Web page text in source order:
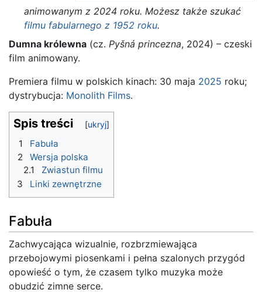
animowanym z 2024 roku. Możesz także szukać
filmu fabularnego z 1952 roku.
Dumna królewna (cz. Pyšná princezna, 2024) – czeski
film animowany.
Premiera filmu w polskich kinach: 30 maja 2025 roku;
dystrybucja: Monolith Films.
Spis treści
1
Fabuła
2
Wersja polska
2.1
Zwiastun filmu
3
Linki zewnętrzne
Fabuła
Zachwycająca wizualnie, rozbrzmiewająca
przebojowymi piosenkami i pełna szalonych przygód
opowieść o tym, że czasem tylko muzyka może
obudzić zimne serce.